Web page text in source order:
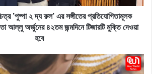
'পুষ্পা ২ দ্য রুল' এর সঙ্গীতের প্রতিযোগিতামূলক
আল্লু অর্জুনের ৪২তম জন্মদিনে টিজারটি মুক্তি দেওয়া
হবে